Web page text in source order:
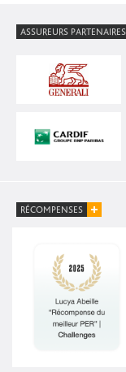
ASSUREURS PARTENAIRES
RÉCOMPENSES